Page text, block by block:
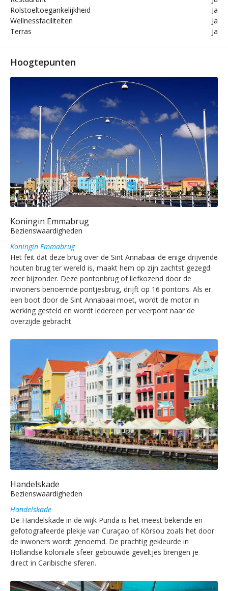
Rolstoeltoegankelijkheid
Ja
Wellnessfaciliteiten
Ja
Terras
Ja
Hoogtepunten
Koningin Emmabrug
Bezienswaardigheden
Koningin Emmabrug
Het feit dat deze brug over de Sint Annabaai de enige drijvende
houten brug ter wereld is, maakt hem op zijn zachtst gezegd
zeer bijzonder. Deze pontonbrug of liefkozend door de
inwoners benoemde pontjesbrug, drijft op 16 pontons. Als er
een boot door de Sint Annabaai moet, wordt de motor in
werking gesteld en wordt iedereen per veerpont naar de
overzijde gebracht.
Handelskade
Bezienswaardigheden
Handelskade
De Handelskade in de wijk Punda is het meest bekende en
gefotografeerde plekje van Curaçao of Kòrsou zoals het door
de inwoners wordt genoemd. De prachtig gekleurde in
Hollandse koloniale sfeer gebouwde geveltjes brengen je
direct in Caribische sferen.